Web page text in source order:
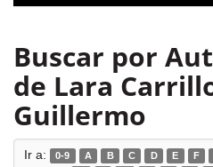
Buscar por
de Lara
Guillermo
Ir a: 0-9 A B C D E F